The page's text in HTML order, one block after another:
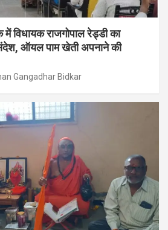
विधायक राजगोपाल रेड्डी का
ऑयल पाम खेती अपनाने की
Gangadhar Bidkar